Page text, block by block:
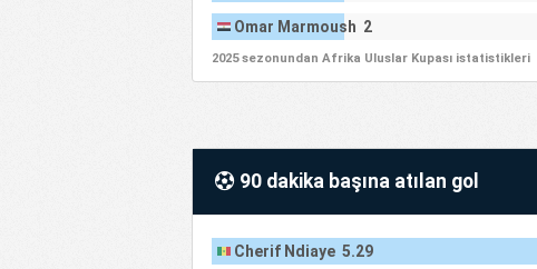
Omar Marmoush 2
2025 sezonundan Afrika Uluslar Kupası istatistikleri
90 dakika başına atılan gol
Cherif Ndiaye 5.29